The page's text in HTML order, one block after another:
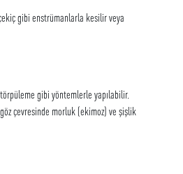
gibi enstrümanlarla kesilir veya
gibi yöntemlerle yapılabilir.
çevresinde morluk (ekimoz) ve şişlik